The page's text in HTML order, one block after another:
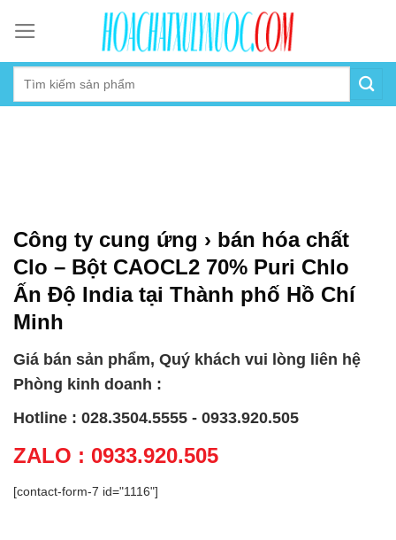
content
Công ty cung ứng › bán hóa chất
Clo – Bột CAOCL2 70% Puri Chlo
Ấn Độ India tại Thành phố Hồ Chí
Minh
Giá bán sản phẩm, Quý khách vui lòng liên hệ
Phòng kinh doanh :
Hotline : 028.3504.5555 - 0933.920.505
ZALO : 0933.920.505
[contact-form-7 id="1116"]